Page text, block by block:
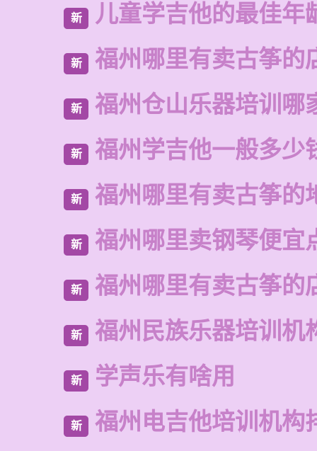
新 儿童学吉他的最佳年
新 福州哪里有卖古筝的
新 福州仓山乐器培训哪
新 福州学吉他一般多少
新 福州哪里有卖古筝的
新 福州哪里卖钢琴便宜
新 福州哪里有卖古筝的
新 福州民族乐器培训机
新 学声乐有啥用
新 福州电吉他培训机构